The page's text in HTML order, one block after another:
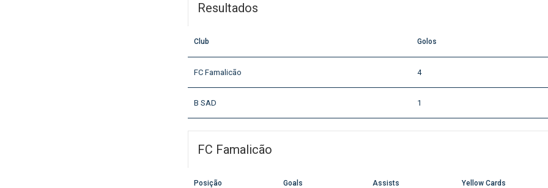
Resultados
Club Golos
FC Famalicão 4
B SAD 1
FC Famalicão
Posição Goals Assists Yellow Cards